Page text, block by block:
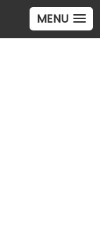
MENU